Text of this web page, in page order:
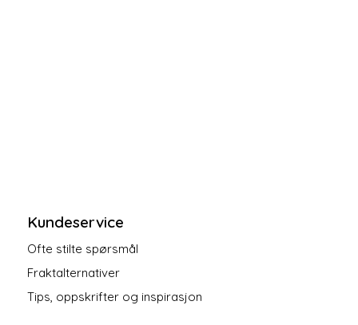
Kundeservice
Ofte stilte spørsmål
Fraktalternativer
Tips, oppskrifter og inspirasjon